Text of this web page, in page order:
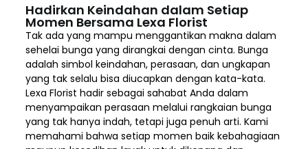
Hadirkan Keindahan dalam Setiap
Momen Bersama Lexa Florist
Tak ada yang mampu menggantikan makna dalam
sehelai bunga yang dirangkai dengan cinta. Bunga
adalah simbol keindahan, perasaan, dan ungkapan
yang tak selalu bisa diucapkan dengan kata-kata.
Lexa Florist hadir sebagai sahabat Anda dalam
menyampaikan perasaan melalui rangkaian bunga
yang tak hanya indah, tetapi juga penuh arti. Kami
memahami bahwa setiap momen baik kebahagiaan